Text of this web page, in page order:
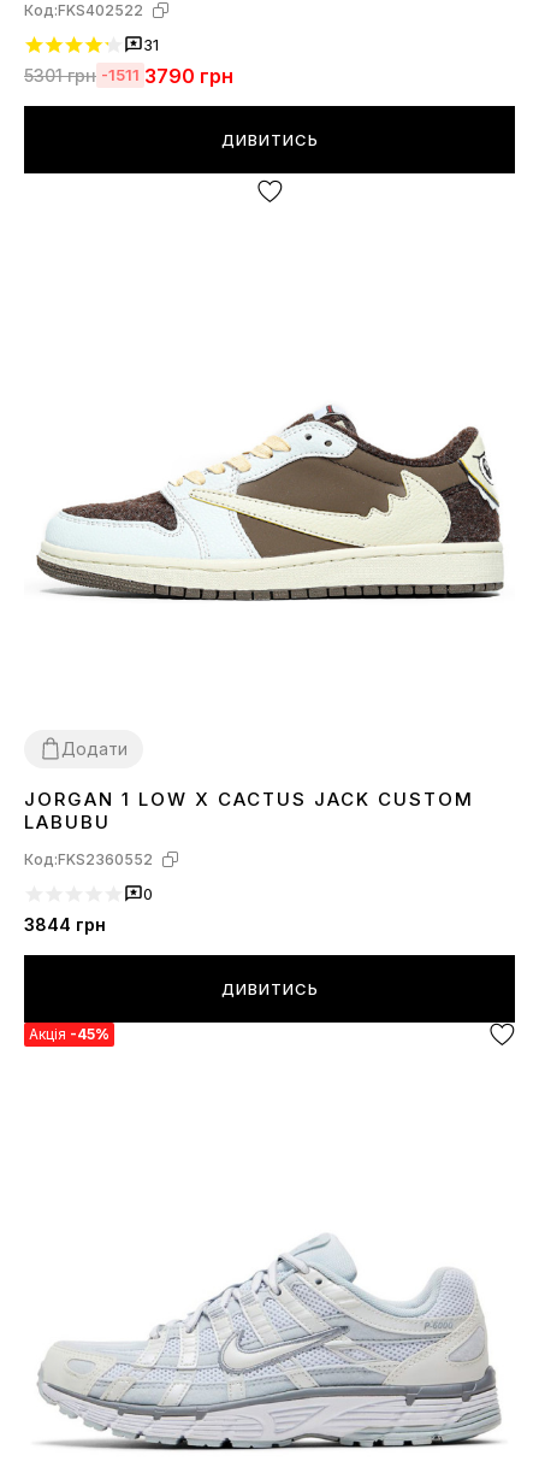
Код:FKS402522
31
5301грн -1511 3790 грн
ДИВИТИСЬ
Додати
36373839 4041424344
JORGAN 1 LOW X CACTUS JACK CUSTOM
LABUBU
Код:FKS2360552
0
3844 грн
ДИВИТИСЬ
Акція -45%